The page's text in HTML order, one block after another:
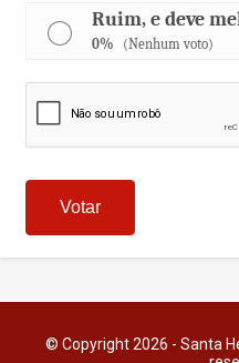
Ruim, e deve
0% (Nenhum voto)
© Copyright 2026 - Santa